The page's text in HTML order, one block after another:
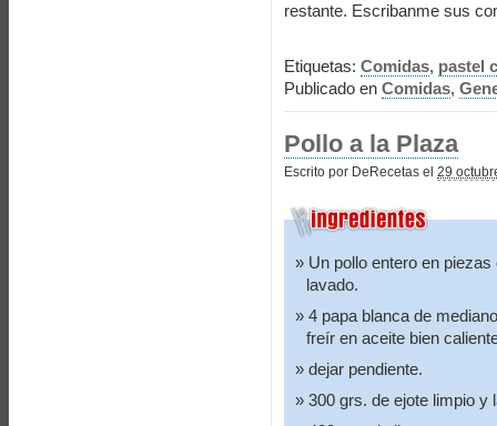
restante. Escribanme sus
Etiquetas: Comidas, pastel
Publicado en Comidas,
Pollo a la Plaza
Escrito por DeRecetas el 29
Un pollo entero en
lavado.
4 papa blanca de
freír en aceite bien
dejar pendiente.
300 grs. de ejote limpio y